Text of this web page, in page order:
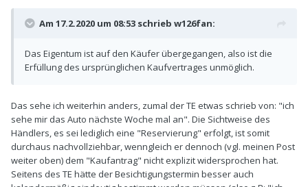
Am 17.2.2020 um 08:53 schrieb w126fan:
Das Eigentum ist auf den Käufer übergegangen, also ist die
Erfüllung des ursprünglichen Kaufvertrages unmöglich.
Das sehe ich weiterhin anders, zumal der TE etwas schrieb von: "ich
sehe mir das Auto nächste Woche mal an". Die Sichtweise des
Händlers, es sei lediglich eine "Reservierung" erfolgt, ist somit
durchaus nachvollziehbar, wenngleich er dennoch (vgl. meinen Post
weiter oben) dem "Kaufantrag" nicht explizit widersprochen hat.
Seitens des TE hätte der Besichtigungstermin besser auch